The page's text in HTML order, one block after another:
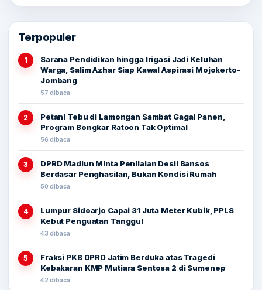
Terpopuler
1
Sarana Pendidikan hingga Irigasi Jadi Keluhan
Warga, Salim Azhar Siap Kawal Aspirasi Mojokerto-
Jombang
57 dibaca
2
Petani Tebu di Lamongan Sambat Gagal Panen,
Program Bongkar Ratoon Tak Optimal
56 dibaca
3
DPRD Madiun Minta Penilaian Desil Bansos
Berdasar Penghasilan, Bukan Kondisi Rumah
50 dibaca
4
Lumpur Sidoarjo Capai 31 Juta Meter Kubik, PPLS
Kebut Penguatan Tanggul
43 dibaca
5
Fraksi PKB DPRD Jatim Berduka atas Tragedi
Kebakaran KMP Mutiara Sentosa 2 di Sumenep
42 dibaca